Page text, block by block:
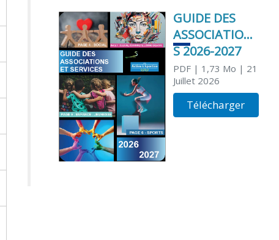
GUIDE DES
ASSOCIATION
S 2026-2027
PDF| 1,73 Mo | 21
Juillet 2026
Télécharger